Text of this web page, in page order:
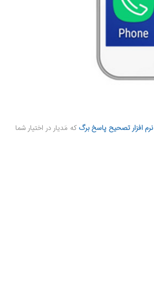
نرم افزار تصحیح پاسخ برگکه مَدیار در اختیار شما